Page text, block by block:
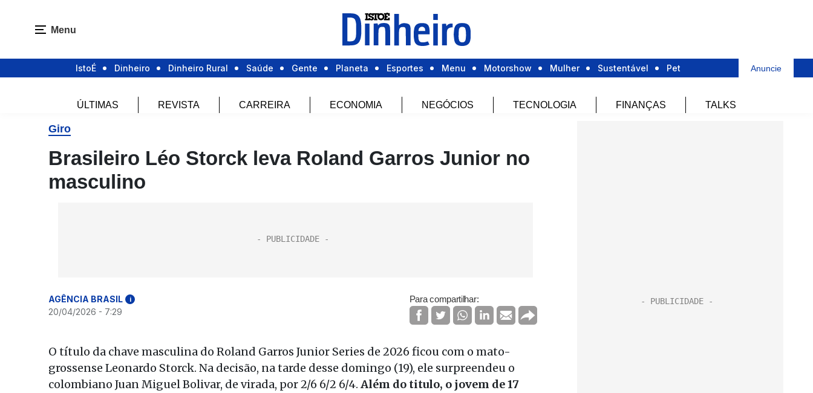
Menu
IstoÉ Dinheiro Dinheiro Rural Saúde Gente Planeta Esportes Menu Motorshow Mulher Sustentável Pet Anuncie
ÚLTIMAS REVISTA CARREIRA ECONOMIA NEGÓCIOS TECNOLOGIA FINANÇAS TALKS
Giro
Brasileiro Léo Storck leva Roland Garros Junior no
masculino
AGÊNCIA BRASIL i
20/04/2026 - 7:29
Para compartilhar:
O título da chave masculina do Roland Garros Junior Series de 2026 ficou com o mato-
grossense Leonardo Storck. Na decisão, na tarde desse domingo (19), ele surpreendeu o
colombiano Juan Miguel Bolivar, de virada, por 2/6 6/2 6/4. Além do titulo, o jovem de 17